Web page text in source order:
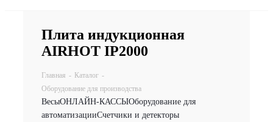
Плита индукционная
AIRHOT IP2000
Главная - Каталог -
Оборудование для производства
ВесыОНЛАЙН-КАССЫОборудование для
автоматизацииСчетчики и детекторы